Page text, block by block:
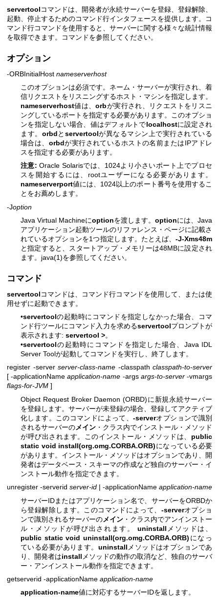
servertoolコマンドは、開発者が永続サーバーを登録、登録解除、
起動、停止するためのコマンド行インタフェースを提供します。コ
マンド行コマンドを使用すると、サーバーに関する様々な統計情報
を取得できます。コマンドを参照してください。
オプション
-ORBInitialHost nameserverhost
このオプションは必須です。ネーム・サーバーが実行され、着
信リクエストをリスニングするホスト・マシンを指定します。
nameserverhost値は、orbが実行され、リクエストをリスニ
ングしているポートを指定する必要があります。このオプショ
ンを指定しない場合、値はデフォルトでlocalhostに設定され
ます。 orbdと servertoolが異なるマシン上で実行されている
場合は、 orbdが実行されているホストの名前またはIPアドレ
スを指定する必要があります。
注意: Oracle Solarisでは、1024より小さいポート上でプロセ
スを開始するには、rootユーザーになる必要があります。
nameserverport値には、1024以上のポート番号を使用するこ
とをお薦めします。
-Joption
Java Virtual Machineにoptionを渡します。 optionには、Java
アプリケーション起動ツールのリファレンス・ページに記載さ
れているオプションを1つ指定します。たとえば、 -J-Xms48m
と指定すると、スタートアップ・メモリーは48MBに設定され
ます。java(1)を参照してください。
コマンド
servertoolコマンドは、コマンド行コマンドを使用して、または使
用せずに起動できます。
•servertoolの起動時にコマンドを指定しなかった場合、コマ
ンド行ツールにコマンド入力を求めるservertoolプロンプトが
表示されます: servertool >。
•servertoolの起動時にコマンドを指定した場合、Java IDL
Server Toolが起動してコマンドを実行し、終了します。
register -server server-class-name -classpath classpath-to-server
[ -applicationNameapplication-name -args args-to-server-vmargs
flags-for-JVM ]
Object Request Broker Daemon (ORBD)に新規永続サーバー
を登録します。サーバーが未登録の場合、登録してアクティブ
化します。このコマンドによって、 -serverオプションで識別
されるサーバーのメイン ・クラス内でインストール・メソッド
が呼び出されます。このインストール・メソッドは、 public
static void install(org.omg.CORBA.ORB)になっている必要
があります。インストール・メソッドはオプションであり、開
発者はデータベース・スキーマの作成など独自のサーバー・イ
ンストール動作を指定できます。
unregister -serverid server-id | -applicationName application-name
サーバーIDまたはアプリケーション名で、サーバーをORBDか
ら登録解除します。このコマンドによって、 -serverオプショ
ンで識別されるサーバーのメイン ・クラス内でアンインストー
ル・メソッドが呼び出されます。 uninstall メソッドは、
public static void uninstall(org.omg.CORBA.ORB) になっ
ている必要があります。 uninstall メソッドはオプションであ
り、開発者はinstall メソッドの動作の取消など、独自のサーバ
ー・アンインストール動作を指定できます。
getserverid -applicationName application-name
application-name値に対応するサーバーIDを返します。